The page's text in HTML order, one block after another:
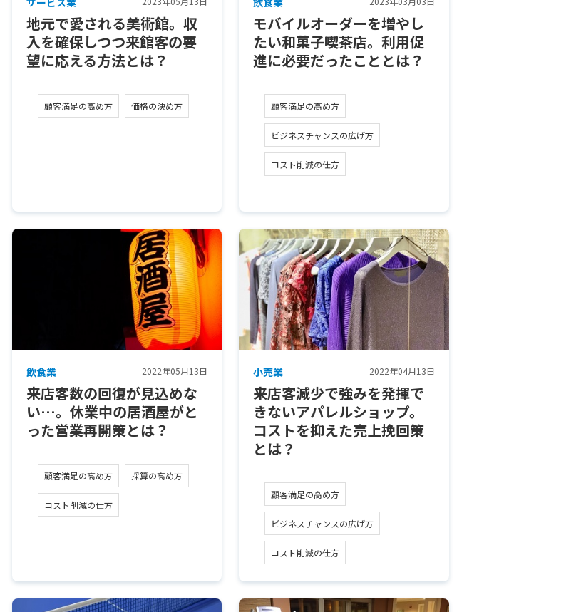
地元で愛される美術館。収
入を確保しつつ来館客の要
望に応える方法とは？
顧客満足の高め方 価格の決め方
モバイルオーダーを増やし
たい和菓子喫茶店。利用促
進に必要だったこととは？
顧客満足の高め方
ビジネスチャンスの広げ方
コスト削減の仕方
飲食業 2022年05月13日
来店客数の回復が見込めな
い…。休業中の居酒屋がと
った営業再開策とは？
顧客満足の高め方 採算の高め方
コスト削減の仕方
小売業 2022年04月13日
来店客減少で強みを発揮で
きないアパレルショップ。
コストを抑えた売上挽回策
とは？
顧客満足の高め方
ビジネスチャンスの広げ方
コスト削減の仕方